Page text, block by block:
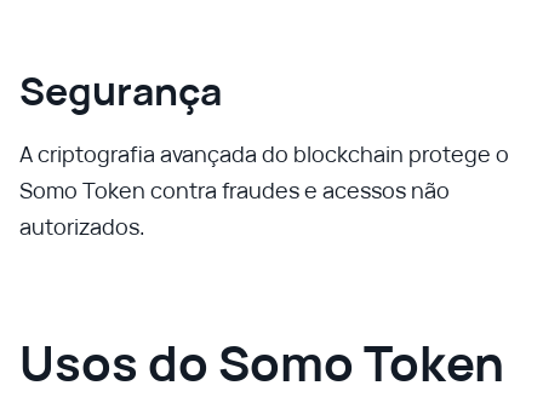
Segurança
A criptografia avançada do blockchain protege o
Somo Token contra fraudes e acessos não
autorizados.
Usos do Somo Token